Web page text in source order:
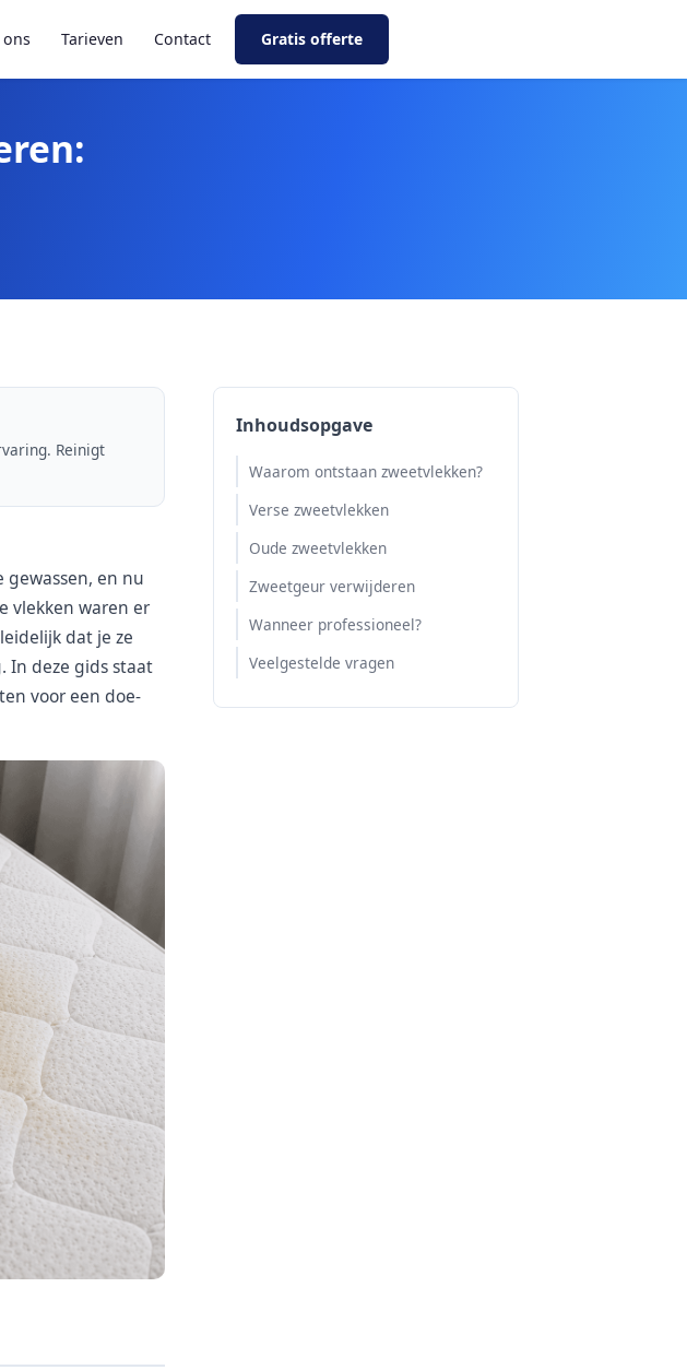
ons Tarieven Contact Gratis offerte
Reinigt
gewassen, en nu
vlekken waren er
dat je ze
In deze gids staat
voor een doe-
Inhoudsopgave
Waarom ontstaan zweetvlekken?
Verse zweetvlekken
Oude zweetvlekken
Zweetgeur verwijderen
Wanneer professioneel?
Veelgestelde vragen